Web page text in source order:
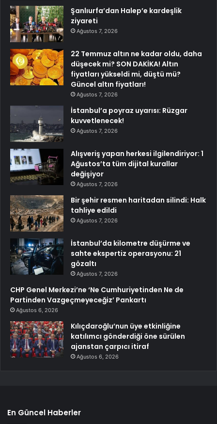
Şanlıurfa’dan Halep’e kardeşlik
ziyareti
Ağustos 7, 2026
22 Temmuz altın ne kadar oldu, daha
düşecek mi? SON DAKİKA! Altın
fiyatları yükseldi mi, düştü mü?
Güncel altın fiyatları!
Ağustos 7, 2026
İstanbul’a poyraz uyarısı: Rüzgar
kuvvetlenecek!
Ağustos 7, 2026
Alışveriş yapan herkesi ilgilendiriyor: 1
Ağustos’ta tüm dijital kurallar
değişiyor
Ağustos 7, 2026
Bir şehir resmen haritadan silindi: Halk
tahliye edildi
Ağustos 7, 2026
İstanbul’da kilometre düşürme ve
sahte ekspertiz operasyonu: 21
gözaltı
Ağustos 7, 2026
CHP Genel Merkezi’ne ‘Ne Cumhuriyetinden Ne de
Partinden Vazgeçmeyeceğiz’ Pankartı
Ağustos 6, 2026
Kılıçdaroğlu’nun üye etkinliğine
katılımcı gönderdiği öne sürülen
ajanstan çarpıcı itiraf
Ağustos 6, 2026
En Güncel Haberler